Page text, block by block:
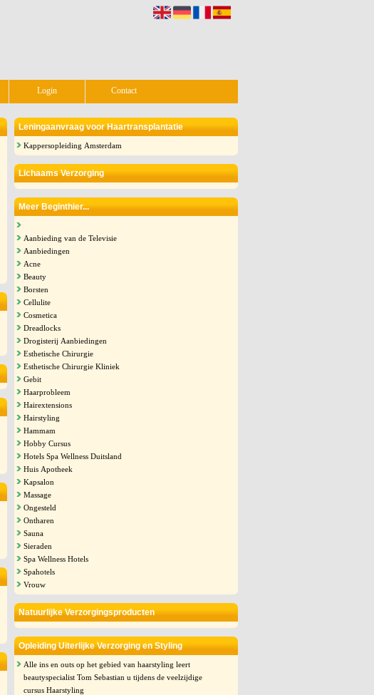
Login Contact
Leningaanvraag voor Haartransplantatie
Kappersopleiding Amsterdam
Lichaams Verzorging
Meer Beginthier...
Aanbieding van de Televisie
Aanbiedingen
Acne
Beauty
Borsten
Cellulite
Cosmetica
Dreadlocks
Drogisterij Aanbiedingen
Esthetische Chirurgie
Esthetische Chirurgie Kliniek
Gebit
Haarprobleem
Hairextensions
Hairstyling
Hammam
Hobby Cursus
Hotels Spa Wellness Duitsland
Huis Apotheek
Kapsalon
Massage
Ongesteld
Ontharen
Sauna
Sieraden
Spa Wellness Hotels
Spahotels
Vrouw
Natuurlijke Verzorgingsproducten
Opleiding Uiterlijke Verzorging en Styling
Alle ins en outs op het gebied van haarstyling leert
beautyspecialist Tom Sebastian u tijdens de veelzijdige
cursus Haarstyling